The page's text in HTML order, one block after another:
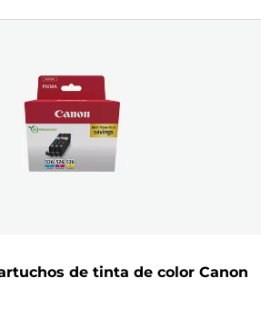
de tinta de color Canon